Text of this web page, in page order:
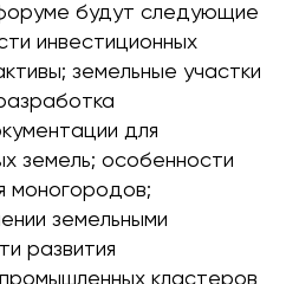
будут следующие
инвестиционных
земельные участки
для
земель; особенности
моногородов;
земельными
развития
кластеров